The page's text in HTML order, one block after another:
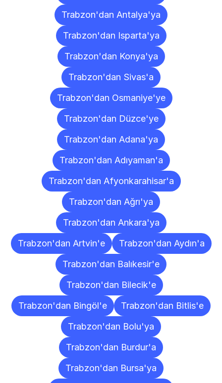
Trabzon'dan Antalya'ya
Trabzon'dan Isparta'ya
Trabzon'dan Konya'ya
Trabzon'dan Sivas'a
Trabzon'dan Osmaniye'ye
Trabzon'dan Düzce'ye
Trabzon'dan Adana'ya
Trabzon'dan Adıyaman'a
Trabzon'dan Afyonkarahisar'a
Trabzon'dan Ağrı'ya
Trabzon'dan Ankara'ya
Trabzon'dan Artvin'e
Trabzon'dan Aydın'a
Trabzon'dan Balıkesir'e
Trabzon'dan Bilecik'e
Trabzon'dan Bingöl'e
Trabzon'dan Bitlis'e
Trabzon'dan Bolu'ya
Trabzon'dan Burdur'a
Trabzon'dan Bursa'ya